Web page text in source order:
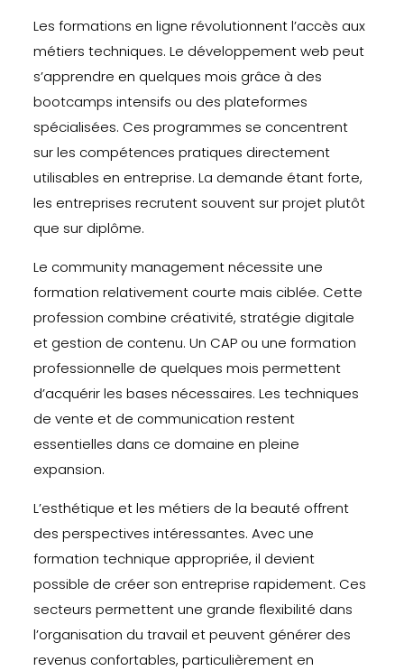
Les formations en ligne révolutionnent l’accès aux
métiers techniques. Le développement web peut
s’apprendre en quelques mois grâce à des
bootcamps intensifs ou des plateformes
spécialisées. Ces programmes se concentrent
sur les compétences pratiques directement
utilisables en entreprise. La demande étant forte,
les entreprises recrutent souvent sur projet plutôt
que sur diplôme.
Le community management nécessite une
formation relativement courte mais ciblée. Cette
profession combine créativité, stratégie digitale
et gestion de contenu. Un CAP ou une formation
professionnelle de quelques mois permettent
d’acquérir les bases nécessaires. Les techniques
de vente et de communication restent
essentielles dans ce domaine en pleine
expansion.
L’esthétique et les métiers de la beauté offrent
des perspectives intéressantes. Avec une
formation technique appropriée, il devient
possible de créer son entreprise rapidement. Ces
secteurs permettent une grande flexibilité dans
l’organisation du travail et peuvent générer des
revenus confortables, particulièrement en